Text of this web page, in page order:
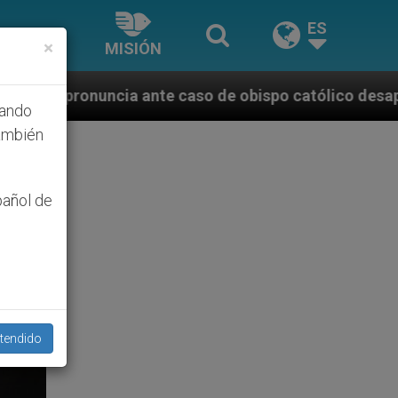
MISIÓN
ES
caso de obispo católico desaparecido por la
×
de